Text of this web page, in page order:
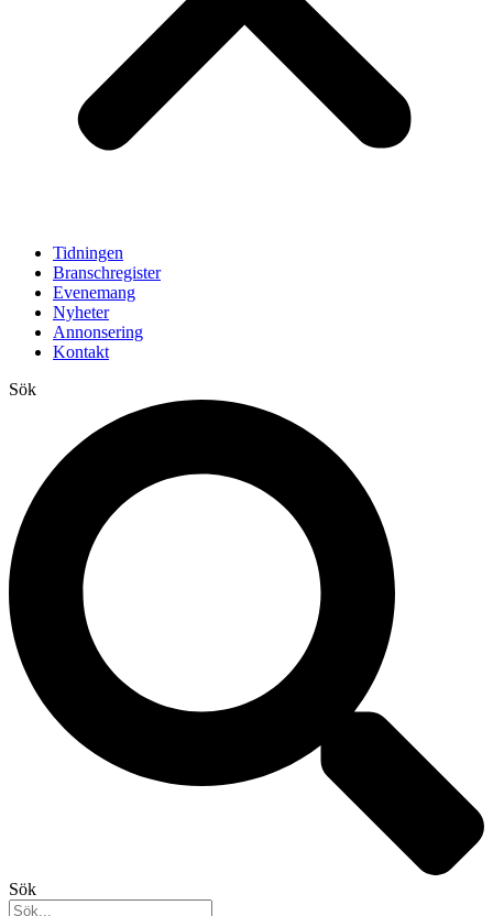
Tidningen
Branschregister
Evenemang
Nyheter
Annonsering
Kontakt
Sök
Sök